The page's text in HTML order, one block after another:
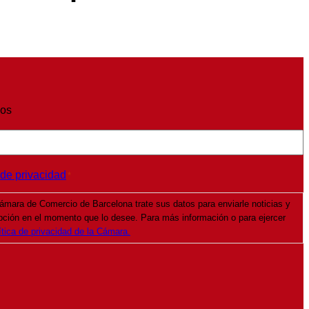
privacidad *
de Comercio de Barcelona trate sus datos para enviarle noticias y
en el momento que lo desee. Para más información o para ejercer
de privacidad de la Cámara.